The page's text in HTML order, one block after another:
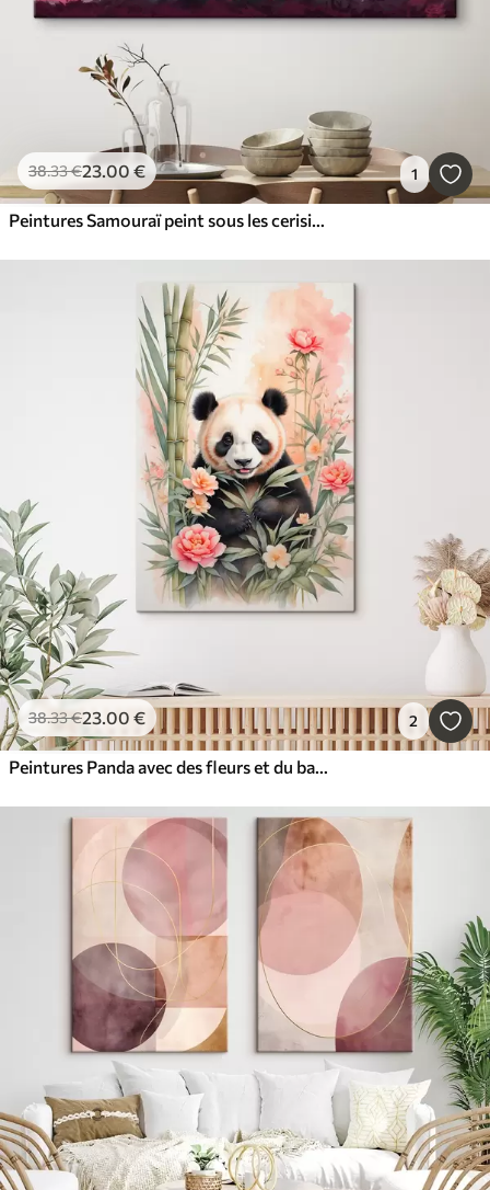
38.33€23.00 € 1
Peintures Samouraï peint sous les cerisiers en fleurs
38.33€23.00 € 2
Peintures Panda avec des fleurs et du bambou